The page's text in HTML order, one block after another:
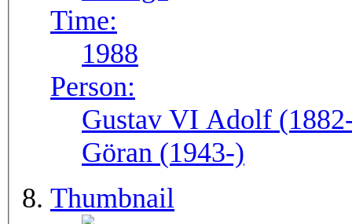
Time:
1988
Person:
Gustav VI Adolf
Göran (1943-)
Thumbnail